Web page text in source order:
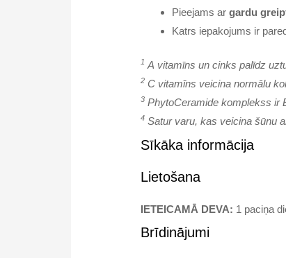
Pieejams argardu
Katrs iepakojums ir
1 A vitamīns un cinks palīdz
2 C vitamīns veicina normālu
3 PhytoCeramide komplekss ir
4 Satur varu, kas veicina šūnu
Sīkāka informācija
Lietošana
IETEICAMĀ DEVA: 1 paciņa
Brīdinājumi